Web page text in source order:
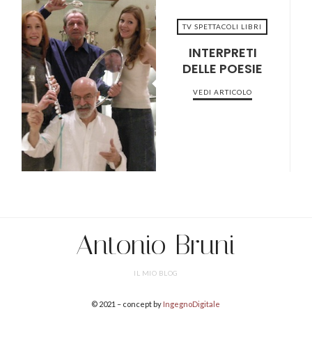
2022-04-04
TV SPETTACOLI LIBRI
INTERPRETI
DELLE POESIE
VEDI ARTICOLO
Antonio Bruni
IL MIO BLOG
© 2021 – concept by IngegnoDigitale